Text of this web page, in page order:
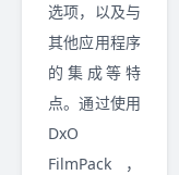
选项，以及与
其他应用程序
的集成等特
点。通过使用
DxO
FilmPack，